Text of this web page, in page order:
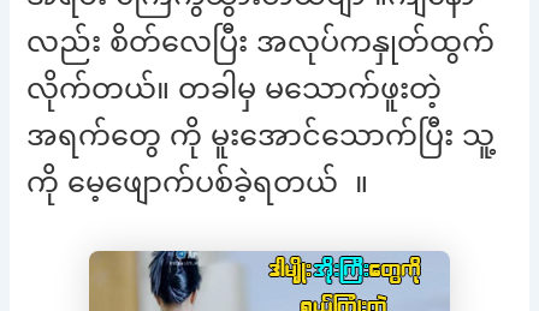
လည်း စိတ်လေပြီး အလုပ်ကနှုတ်ထွက်
လိုက်တယ်။ တခါမှ မသောက်ဖူးတဲ့
အရက်တွေ ကို မူးအောင်သောက်ပြီး သူ့
ကို မေ့ဖျောက်ပစ်ခဲ့ရတယ် ။